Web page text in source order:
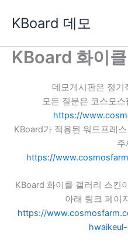
로
KBoard 데모
KBoard 화이
데모게시판은 정기
모든 질문은 코스모
https://
KBoard가 적용된 워드프레
주
https://
KBoard 화이클 갤러리 스킨
아래 링크 페이
https://